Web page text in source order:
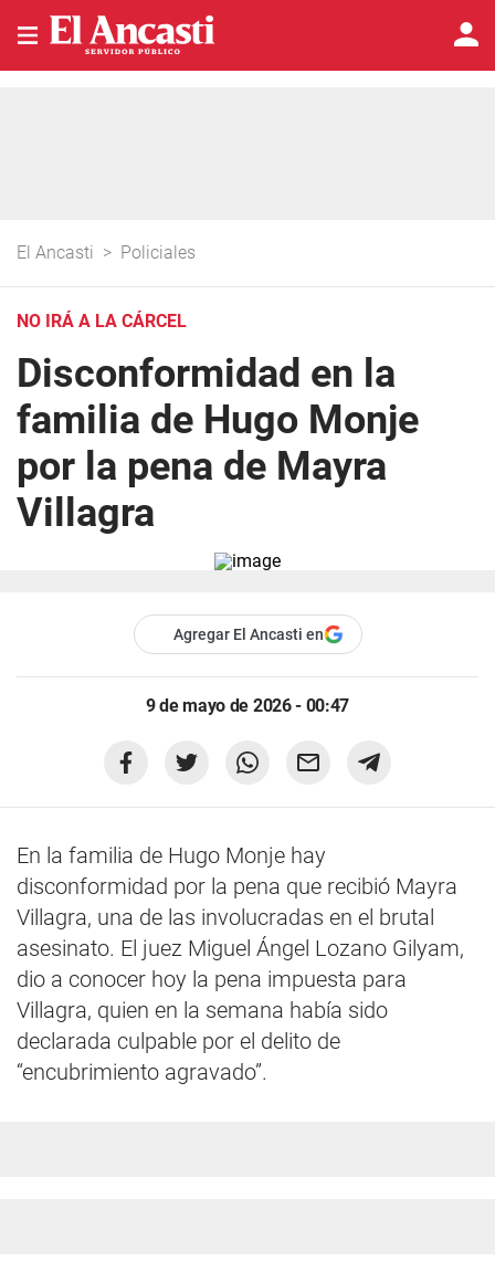
El Ancasti > Policiales
NO IRÁ A LA CÁRCEL
Disconformidad en la
familia de Hugo Monje
por la pena de Mayra
Villagra
Agregar El Ancasti en
9 de mayo de 2026 - 00:47
En la familia de Hugo Monje hay
disconformidad por la pena que recibió Mayra
Villagra, una de las involucradas en el brutal
asesinato. El juez Miguel Ángel Lozano Gilyam,
dio a conocer hoy la pena impuesta para
Villagra, quien en la semana había sido
declarada culpable por el delito de
“encubrimiento agravado”.